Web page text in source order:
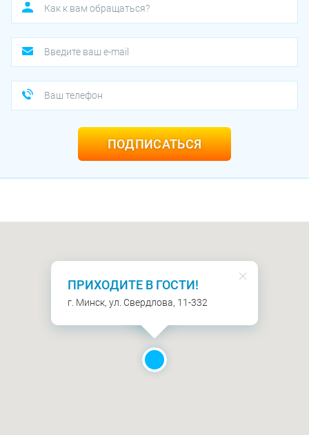
ПОДПИСАТЬСЯ
ПРИХОДИТЕ В ГОСТИ!
г. Минск, ул. Свердлова, 11-332